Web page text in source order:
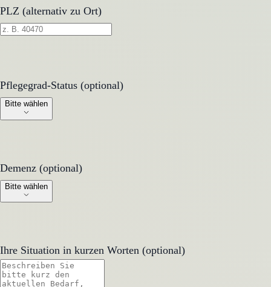
PLZ (alternativ zu Ort)
Pflegegrad-Status (optional)
Pflegegrad-Status (optional)
Bitte wählen
Demenz (optional)
Demenz (optional)
Bitte wählen
Ihre Situation in kurzen Worten (optional)